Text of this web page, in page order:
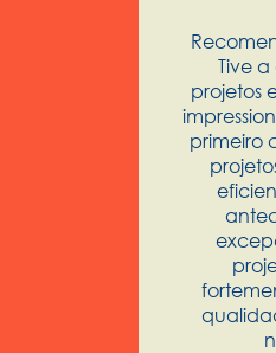
Tive
projetos
primeiro